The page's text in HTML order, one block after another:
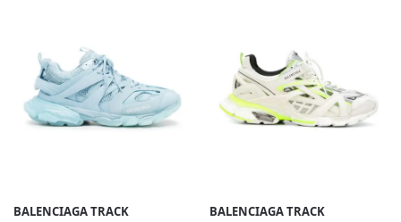
BALENCIAGA TRACK BALENCIAGA TRACK